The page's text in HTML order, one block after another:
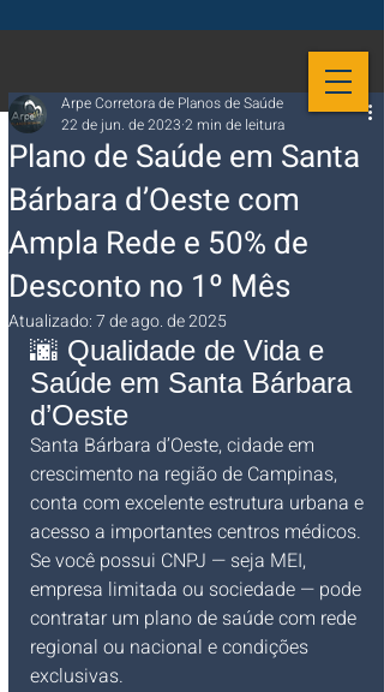
Plano de Saúde em Santa
Bárbara d’Oeste com
Ampla Rede e 50% de
Desconto no 1º Mês
Arpe Corretora de Planos de Saúde
22 de jun. de 2023 2 min de leitura
Atualizado:7 de ago. de 2025
🌆 Qualidade de Vida e
Saúde em Santa Bárbara
d’Oeste
Santa Bárbara d’Oeste, cidade em
crescimento na região de Campinas,
conta com excelente estrutura urbana e
acesso a importantes centros médicos.
Se você possui CNPJ — seja MEI,
empresa limitada ou sociedade — pode
contratar um plano de saúde com rede
regional ou nacional e condições
exclusivas.